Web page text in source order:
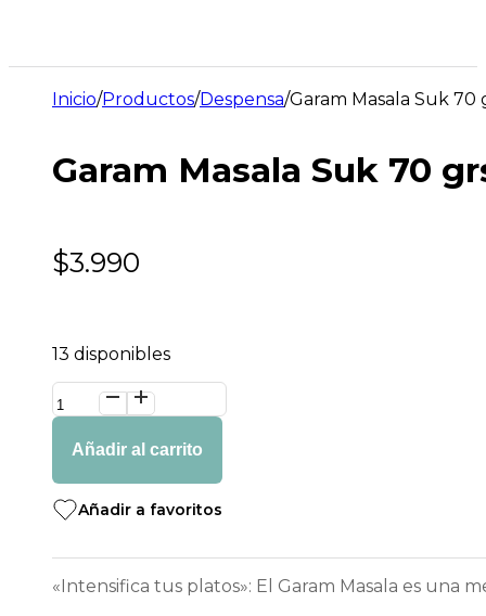
Inicio/Productos/Despensa/Garam Masala Suk 70
Garam Masala Suk 70
$3.990
13 disponibles
Garam
Masala
70
grs
cantidad
Añadir al carrito
Añadir a favoritos
«Intensifica tus platos»⁠: El Garam Masala es una